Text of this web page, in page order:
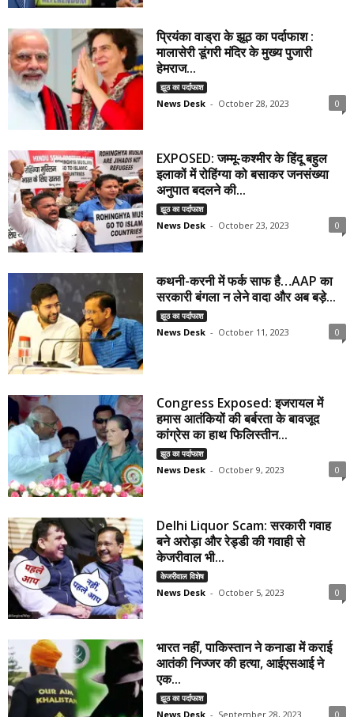
प्रियंका वाड्रा के झूठ का पर्दाफाश :
मालासेरी डूंगरी मंदिर के मुख्य पुजारी
हेमराज...
झूठ का पर्दाफाश
News Desk - October 28, 2023 0
EXPOSED: जम्मू-कश्मीर के हिंदू बहुल
इलाकों में रोहिंग्या को बसाकर जनसंख्या
अनुपात बदलने की...
झूठ का पर्दाफाश
News Desk - October 23, 2023 0
कथनी-करनी में फर्क साफ है…AAP का
सरकारी बंगला न लेने वादा और अब बड़े...
झूठ का पर्दाफाश
News Desk - October 11, 2023 0
Congress Exposed: इजरायल में
हमास आतंकियों की बर्बरता के बावजूद
कांग्रेस का हाथ फिलिस्तीन...
झूठ का पर्दाफाश
News Desk - October 9, 2023 0
Delhi Liquor Scam: सरकारी गवाह
बने अरोड़ा और रेड्डी की गवाही से
केजरीवाल भी...
केजरीवाल विशेष
News Desk - October 5, 2023 0
भारत नहीं, पाकिस्तान ने कनाडा में कराई
आतंकी निज्जर की हत्या, आईएसआई ने
एक...
झूठ का पर्दाफाश
News Desk - September 28, 2023 0